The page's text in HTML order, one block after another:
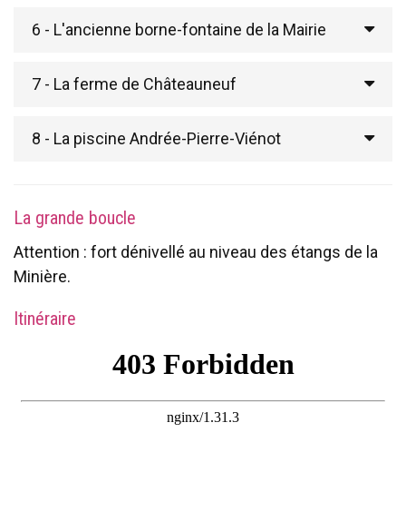
6 - L'ancienne borne-fontaine de la Mairie
7 - La ferme de Châteauneuf
8 - La piscine Andrée-Pierre-Viénot
La grande boucle
Attention : fort dénivellé au niveau des étangs de la
Minière.
Itinéraire